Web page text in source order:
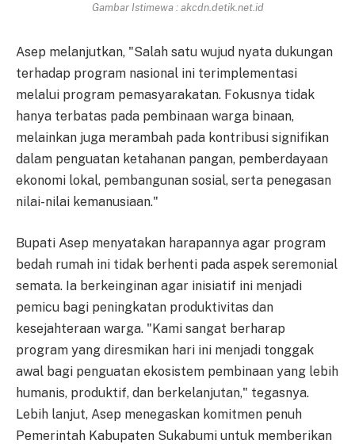
Gambar Istimewa : akcdn.detik.net.id
Asep melanjutkan, "Salah satu wujud nyata dukungan
terhadap program nasional ini terimplementasi
melalui program pemasyarakatan. Fokusnya tidak
hanya terbatas pada pembinaan warga binaan,
melainkan juga merambah pada kontribusi signifikan
dalam penguatan ketahanan pangan, pemberdayaan
ekonomi lokal, pembangunan sosial, serta penegasan
nilai-nilai kemanusiaan."
Bupati Asep menyatakan harapannya agar program
bedah rumah ini tidak berhenti pada aspek seremonial
semata. Ia berkeinginan agar inisiatif ini menjadi
pemicu bagi peningkatan produktivitas dan
kesejahteraan warga. "Kami sangat berharap
program yang diresmikan hari ini menjadi tonggak
awal bagi penguatan ekosistem pembinaan yang lebih
humanis, produktif, dan berkelanjutan," tegasnya.
Lebih lanjut, Asep menegaskan komitmen penuh
Pemerintah Kabupaten Sukabumi untuk memberikan